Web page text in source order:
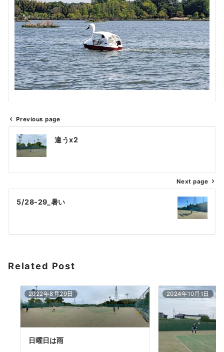
投
稿
ビ
ゲ
シ
ン
Previous page
違うx2
Next page
5/28-29_暑い
Related Post
2022年8月29日
日曜日は雨
2024年10月1日